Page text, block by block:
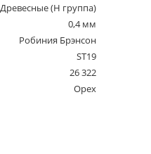
Древесные (Н группа)
0,4 мм
Робиния Брэнсон
ST19
26 322
Орех